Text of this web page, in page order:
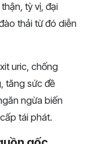
tỳ vị, đại
thải từ đó diễn
uric, chống
tăng sức đề
ngừa biến
tái phát.